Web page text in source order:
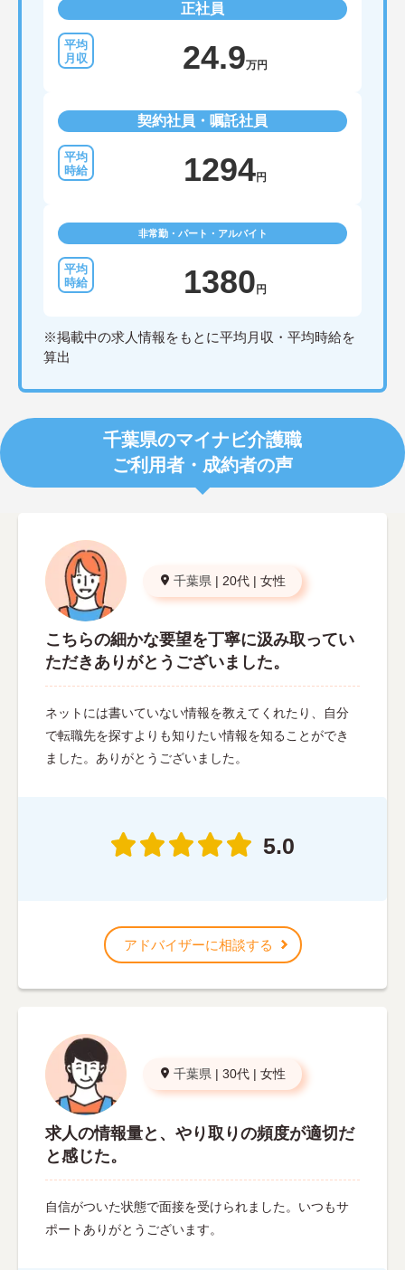
正社員
24.9万円
契約社員・嘱託社員
1294円
非常勤・パート・アルバイト
1380 円
※掲載中の求人情報をもとに平均月収・平均時給を
算出
千葉県のマイナビ介護職
ご利用者・成約者の声
千葉県 | 20代 | 女性
こちらの細かな要望を丁寧に汲み取ってい
ただきありがとうございました。
ネットには書いていない情報を教えてくれたり、自分
で転職先を探すよりも知りたい情報を知ることができ
ました。ありがとうございました。
5.0
アドバイザーに相談する
千葉県 | 30代 | 女性
求人の情報量と、やり取りの頻度が適切だ
と感じた。
自信がついた状態で面接を受けられました。いつもサ
ポートありがとうございます。